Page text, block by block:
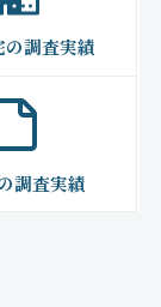
調査実績
調査実績